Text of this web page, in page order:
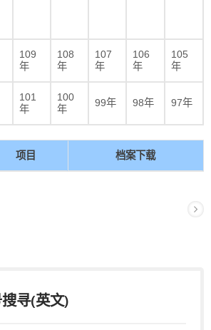
109
年
108
年
107
年
106
年
105
年
101
年
100
年
99年 98年 97年
项目 档案下载
寻(英文)